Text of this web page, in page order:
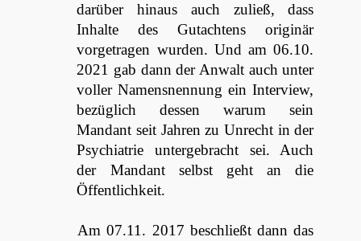
darüber hinaus auch zuließ, dass
Inhalte des Gutachtens originär
vorgetragen wurden. Und am 06.10.
2021 gab dann der Anwalt auch unter
voller Namensnennung ein Interview,
bezüglich dessen warum sein
Mandant seit Jahren zu Unrecht in der
Psychiatrie untergebracht sei. Auch
der Mandant selbst geht an die
Öffentlichkeit.
Am 07.11. 2017 beschließt dann das